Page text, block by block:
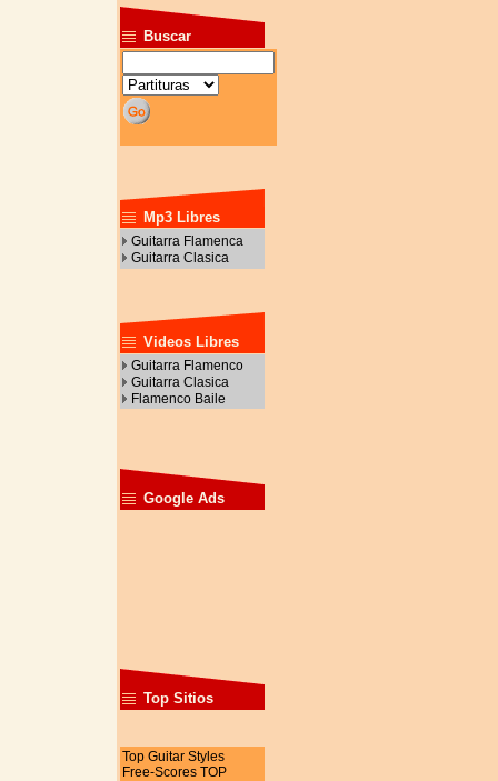
Buscar
Mp3 Libres
Guitarra Flamenca
Guitarra Clasica
Videos Libres
Guitarra Flamenco
Guitarra Clasica
Flamenco Baile
Google Ads
Top Sitios
Top Guitar Styles
Free-Scores TOP